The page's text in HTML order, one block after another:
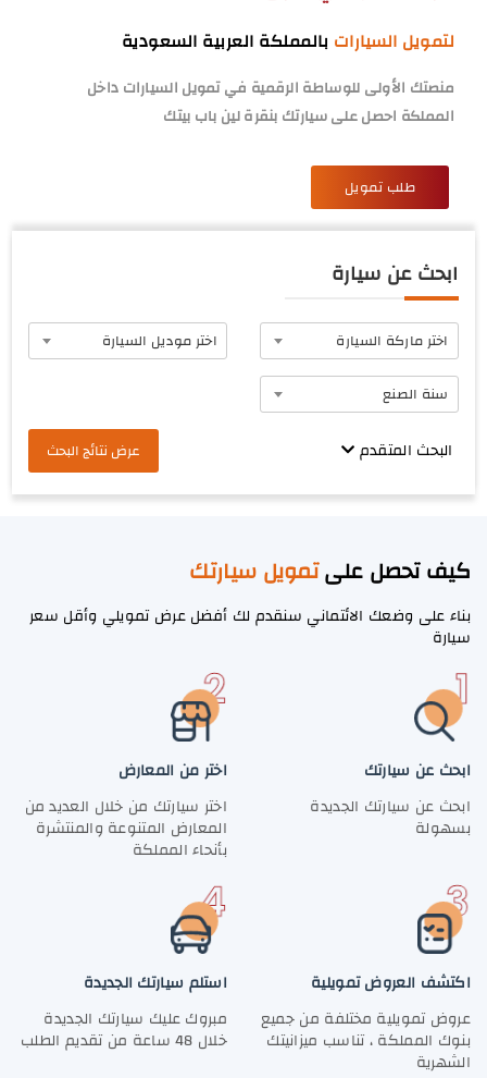
لتمويل السيارات بالمملكة العربية السعودية
منصتك الأولى للوساطة الرقمية في تمويل السيارات داخل
المملكة احصل على سيارتك بنقرة لين باب بيتك
طلب تمويل
ابحث عن سيارة
اختر ماركة السيارة اختر موديل السيارة
سنة الصنع
البحث المتقدم عرض نتائج البحث
كيف تحصل علىتمويل سيارتك
بناء على وضعك الائتماني سنقدم لك أفضل عرض تمويلي وأقل سعر
سيارة
ابحث عن سيارتك
ابحث عن سيارتك الجديدة
بسهولة
اختر من المعارض
اختر سيارتك من خلال العديد من
المعارض المتنوعة والمنتشرة
بأنحاء المملكة
اكتشف العروض تمويلية
عروض تمويلية مختلفة من جميع
بنوك المملكة ، تناسب ميزانيتك
الشهرية
استلم سيارتك الجديدة
مبروك عليك سيارتك الجديدة
خلال 48 ساعة من تقديم الطلب